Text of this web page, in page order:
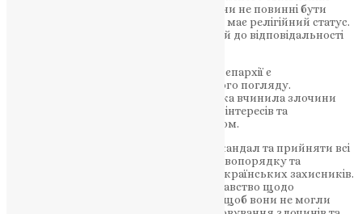
його з посади керівника єпархії. Злочини не повинні бути
терпимі ніким, навіть якщо злочинець має релігійний статус.
За такі дії він повинен бути притягнутий до відповідальності
Окрім цього, така поведінка керівника єпархії є
неприйнятною з морального та етичного погляду.
Колаборація з окупаційною владою, яка вчинила злочини
проти України, є зрадою національних інтересів та
засуджується українським суспільством.
Влада має негайно розслідувати цей скандал та прийняти всі
необхідні заходи для забезпечення правопорядку та
належної поваги до пам’яті загиблих українських захисників.
Також необхідно переглянути законодавство щодо
релігійних організацій та забезпечити, щоб вони не могли